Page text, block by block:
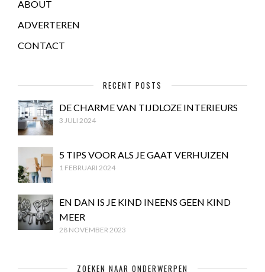
ABOUT
ADVERTEREN
CONTACT
RECENT POSTS
DE CHARME VAN TIJDLOZE INTERIEURS
3 JULI 2024
5 TIPS VOOR ALS JE GAAT VERHUIZEN
1 FEBRUARI 2024
EN DAN IS JE KIND INEENS GEEN KIND
MEER
28 NOVEMBER 2023
ZOEKEN NAAR ONDERWERPEN